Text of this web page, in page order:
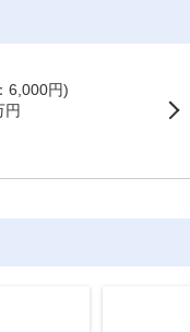
6,000円)
円